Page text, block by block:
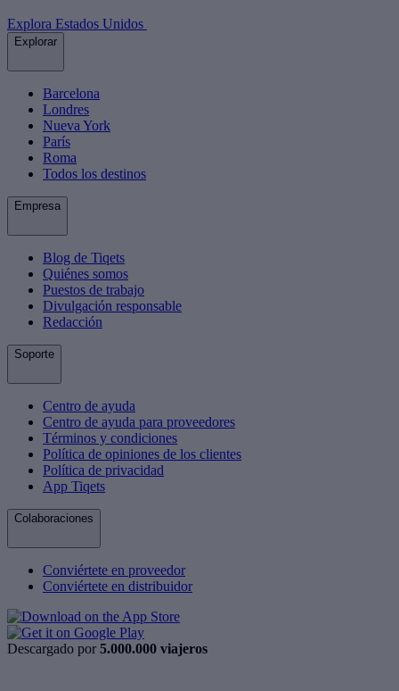
Explora Estados Unidos
Explorar
Barcelona
Londres
Nueva York
París
Roma
Todos los destinos
Empresa
Blog de Tiqets
Quiénes somos
Puestos de trabajo
Divulgación responsable
Redacción
Soporte
Centro de ayuda
Centro de ayuda para proveedores
Términos y condiciones
Política de opiniones de los clientes
Política de privacidad
App Tiqets
Colaboraciones
Conviértete en proveedor
Conviértete en distribuidor
Descargado por 5.000.000 viajeros